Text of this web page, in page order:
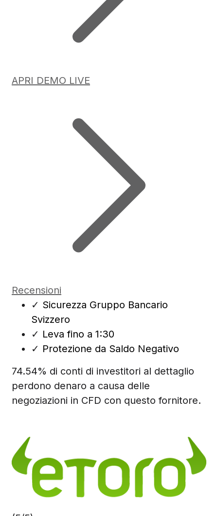
APRI DEMO LIVE
Recensioni
✓ Sicurezza Gruppo Bancario
Svizzero
✓ Leva fino a 1:30
✓ Protezione da Saldo Negativo
74.54% di conti di investitori al dettaglio
perdono denaro a causa delle
negoziazioni in CFD con questo fornitore.